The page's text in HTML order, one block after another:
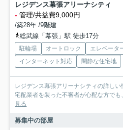
レジデンス幕張アリーナシティ
- 管理/共益費9,000円
/築28年 /9階建
総武線「幕張」駅 徒歩17分
駐輪場 オートロック エレベータ
インターネット対応
閑静な住宅地
レジデンス幕張アリーナシティの詳し
宅配業者を装った不審者が心配な方で
見る
募集中の部屋